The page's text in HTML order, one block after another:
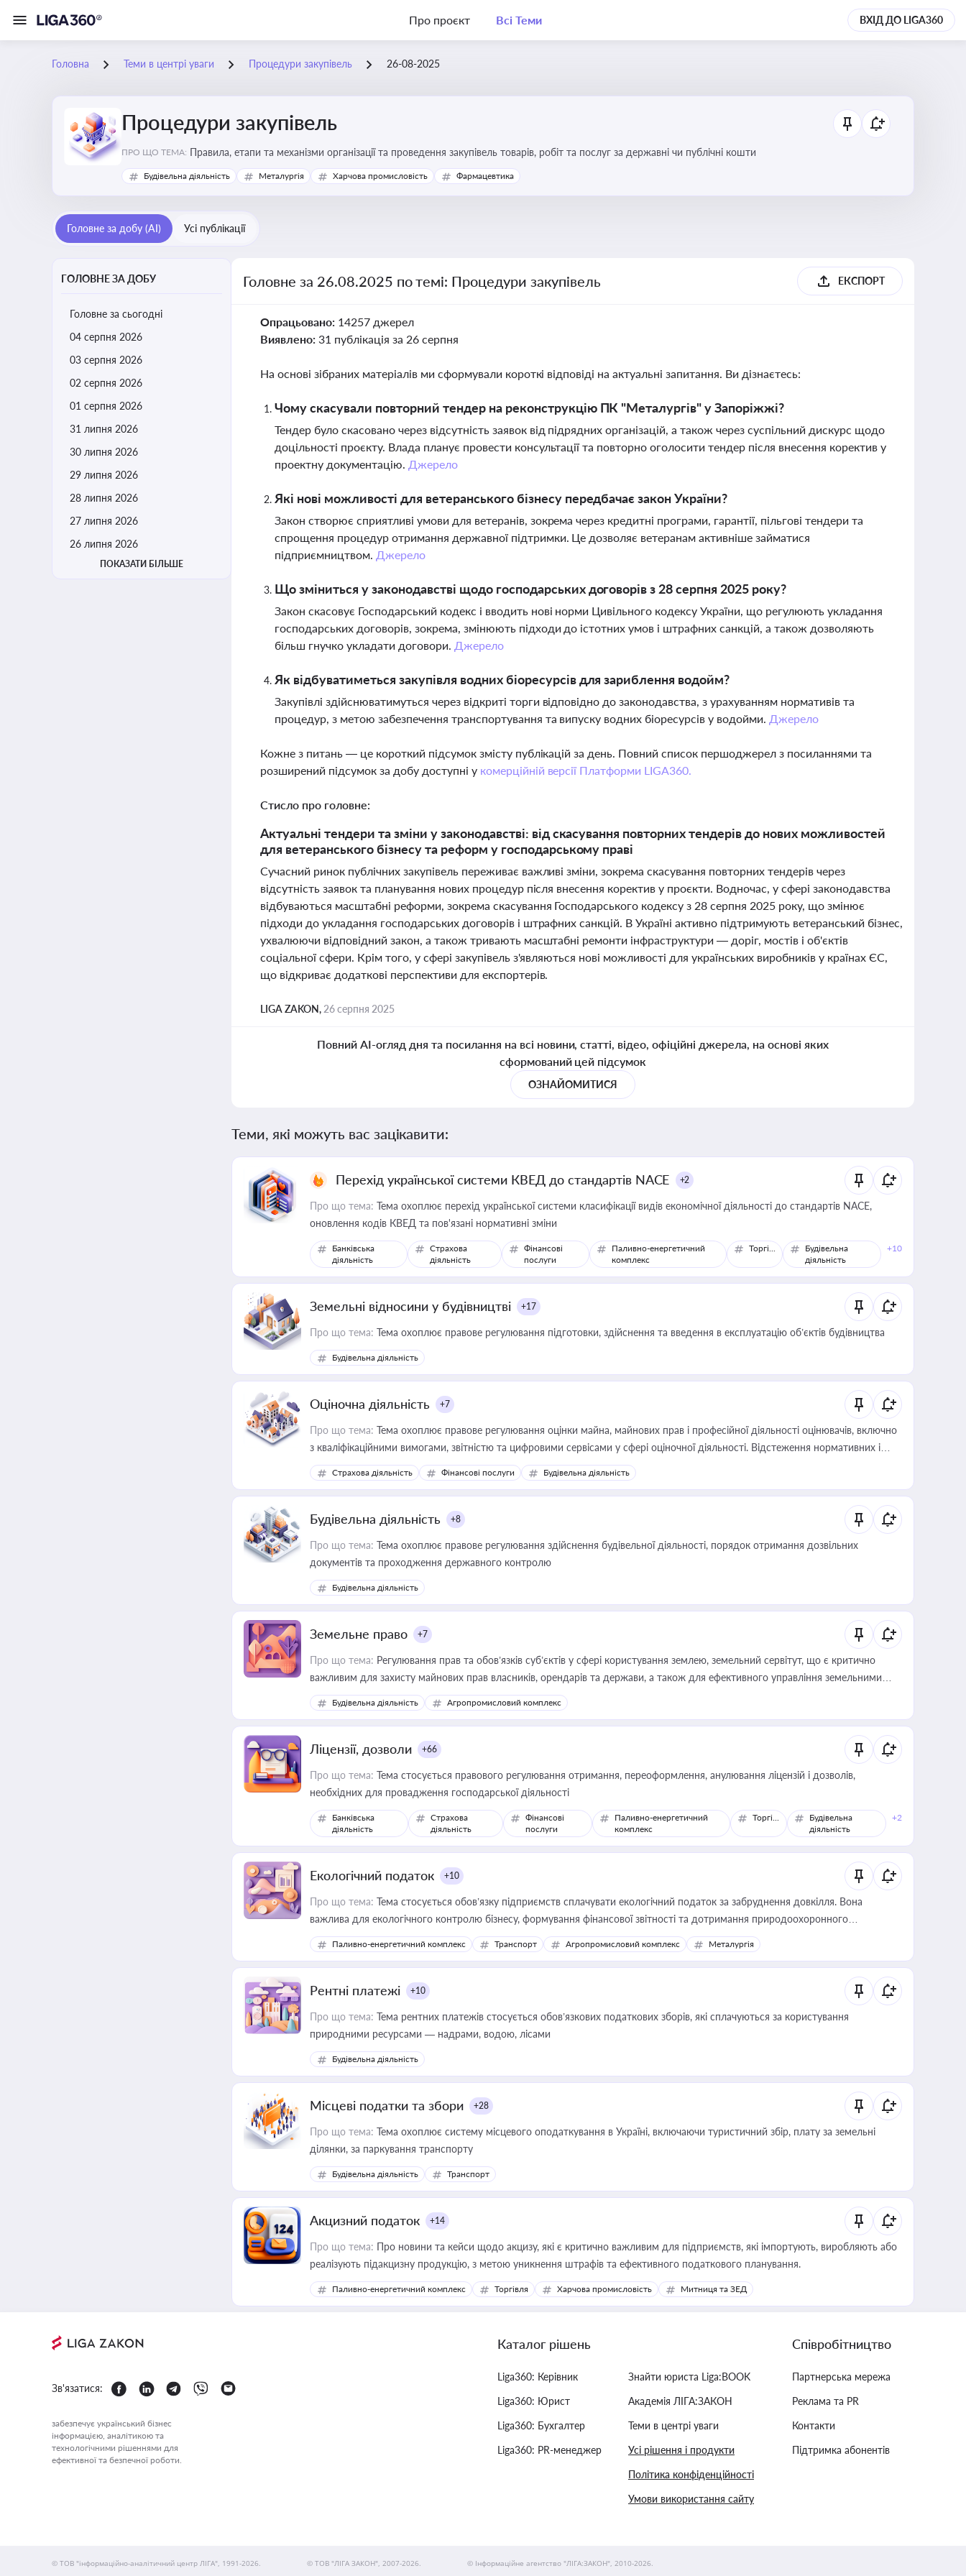
Про проєкт Всі Теми ВХІД ДО LIGA360
Головна Теми в центрі уваги Процедури закупівель 26-08-2025
Процедури закупівель
ПРО ЩО ТЕМА: Правила, етапи та механізми організації та проведення закупівель товарів, робіт та послуг за державні чи публічні кошти
Будівельна діяльність Металургія Харчова промисловість Фармацевтика
Головне за добу (AI) Усі публікації
ГОЛОВНЕ ЗА ДОБУ
Головне за сьогодні
04 серпня 2026
03 серпня 2026
02 серпня 2026
01 серпня 2026
31 липня 2026
30 липня 2026
29 липня 2026
28 липня 2026
27 липня 2026
26 липня 2026
ПОКАЗАТИ БІЛЬШЕ
Головне за 26.08.2025 по темі: Процедури закупівель ЕКСПОРТ
Опрацьовано: 14257 джерел
Виявлено: 31 публікація за 26 серпня
На основі зібраних матеріалів ми сформували короткі відповіді на актуальні запитання. Ви дізнаєтесь:
Чому скасували повторний тендер на реконструкцію ПК "Металургів" у Запоріжжі?
Тендер було скасовано через відсутність заявок від підрядних організацій, а також через суспільний дискурс щодо
доцільності проєкту. Влада планує провести консультації та повторно оголосити тендер після внесення коректив у
проектну документацію. Джерело
Які нові можливості для ветеранського бізнесу передбачає закон України?
Закон створює сприятливі умови для ветеранів, зокрема через кредитні програми, гарантії, пільгові тендери та
спрощення процедур отримання державної підтримки. Це дозволяє ветеранам активніше займатися
підприємництвом. Джерело
Що зміниться у законодавстві щодо господарських договорів з 28 серпня 2025 року?
Закон скасовує Господарський кодекс і вводить нові норми Цивільного кодексу України, що регулюють укладання
господарських договорів, зокрема, змінюють підходи до істотних умов і штрафних санкцій, а також дозволяють
більш гнучко укладати договори. Джерело
Як відбуватиметься закупівля водних біоресурсів для зариблення водойм?
Закупівлі здійснюватимуться через відкриті торги відповідно до законодавства, з урахуванням нормативів та
процедур, з метою забезпечення транспортування та випуску водних біоресурсів у водойми. Джерело
Кожне з питань — це короткий підсумок змісту публікацій за день. Повний список першоджерел з посиланнями та
розширений підсумок за добу доступні у комерційній версії Платформи LIGA360.
Стисло про головне:
Актуальні тендери та зміни у законодавстві: від скасування повторних тендерів до нових можливостей
для ветеранського бізнесу та реформ у господарському праві
Сучасний ринок публічних закупівель переживає важливі зміни, зокрема скасування повторних тендерів через
відсутність заявок та планування нових процедур після внесення коректив у проєкти. Водночас, у сфері законодавства
відбуваються масштабні реформи, зокрема скасування Господарського кодексу з 28 серпня 2025 року, що змінює
підходи до укладання господарських договорів і штрафних санкцій. В Україні активно підтримують ветеранський бізнес,
ухвалюючи відповідний закон, а також тривають масштабні ремонти інфраструктури — доріг, мостів і об'єктів
соціальної сфери. Крім того, у сфері закупівель з'являються нові можливості для українських виробників у країнах ЄС,
що відкриває додаткові перспективи для експортерів.
LIGA ZAKON, 26 серпня 2025
Повний AI-огляд дня та посилання на всі новини, статті, відео, офіційні джерела, на основі яких
сформований цей підсумок
ОЗНАЙОМИТИСЯ
Теми, які можуть вас зацікавити:
Перехід української системи КВЕД до стандартів NACE +2
Про що тема: Тема охоплює перехід української системи класифікації видів економічної діяльності до стандартів NACE,
оновлення кодів КВЕД та пов'язані нормативні зміни
Банківська
діяльність
Страхова
діяльність
Фінансові
послуги
Паливно-енергетичний
комплекс
Торгівля
Будівельна
діяльність
+10
Земельні відносини у будівництві +17
Про що тема: Тема охоплює правове регулювання підготовки, здійснення та введення в експлуатацію об’єктів будівництва
Будівельна діяльність
Оціночна діяльність +7
Про що тема: Тема охоплює правове регулювання оцінки майна, майнових прав і професійної діяльності оцінювачів, включно
з кваліфікаційними вимогами, звітністю та цифровими сервісами у сфері оціночної діяльності. Відстеження нормативних і
медійних змін у цій сфері корисне для власника бізнесу, керівника, юриста або бухгалтера під час оподаткування,
приватизації, оренди державного майна, корпоративних угод і перевірки статусу суб'єктів оціночної діяльності
Страхова діяльність Фінансові послуги Будівельна діяльність
Будівельна діяльність +8
Про що тема: Тема охоплює правове регулювання здійснення будівельної діяльності, порядок отримання дозвільних
документів та проходження державного контролю
Будівельна діяльність
Земельне право +7
Про що тема: Регулювання прав та обов’язків суб’єктів у сфері користування землею, земельний сервітут, що є критично
важливим для захисту майнових прав власників, орендарів та держави, а також для ефективного управління земельними
ресурсами
Будівельна діяльність Агропромисловий комплекс
Ліцензії, дозволи +66
Про що тема: Тема стосується правового регулювання отримання, переоформлення, анулювання ліцензій і дозволів,
необхідних для провадження господарської діяльності
Банківська
діяльність
Страхова
діяльність
Фінансові
послуги
Паливно-енергетичний
комплекс
Торгівля
Будівельна
діяльність
+2
Екологічний податок +10
Про що тема: Тема стосується обов’язку підприємств сплачувати екологічний податок за забруднення довкілля. Вона
важлива для екологічного контролю бізнесу, формування фінансової звітності та дотримання природоохоронного
законодавства
Паливно-енергетичний комплекс Транспорт Агропромисловий комплекс Металургія
Рентні платежі +10
Про що тема: Тема рентних платежів стосується обов’язкових податкових зборів, які сплачуються за користування
природними ресурсами — надрами, водою, лісами
Будівельна діяльність
Місцеві податки та збори +28
Про що тема: Тема охоплює систему місцевого оподаткування в Україні, включаючи туристичний збір, плату за земельні
ділянки, за паркування транспорту
Будівельна діяльність Транспорт
Акцизний податок +14
Про що тема: Про новини та кейси щодо акцизу, які є критично важливим для підприємств, які імпортують, виробляють або
реалізують підакцизну продукцію, з метою уникнення штрафів та ефективного податкового планування.
Паливно-енергетичний комплекс Торгівля Харчова промисловість Митниця та ЗЕД
Зв'язатися:
забезпечує український бізнес
інформацією, аналітикою та
технологічними рішеннями для
ефективної та безпечної роботи.
Каталог рішень
Liga360: Керівник
Liga360: Юрист
Liga360: Бухгалтер
Liga360: PR-менеджер
Знайти юриста Liga:BOOK
Академія ЛІГА:ЗАКОН
Теми в центрі уваги
Усі рішення і продукти
Політика конфіденційності
Умови використання сайту
Співробітництво
Партнерська мережа
Реклама та PR
Контакти
Підтримка абонентів
© ТОВ "інформаційно-аналітичний центр ЛІГА", 1991-2026. © ТОВ "ЛІГА ЗАКОН", 2007-2026. © Інформаційне агентство "ЛІГА:ЗАКОН", 2010-2026.